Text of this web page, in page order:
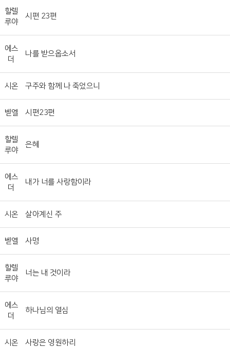
할렐
루야
시편 23편
에스
더
나를 받으옵소서
시온 구주와 함께 나 죽었으니
벧엘 시편23편
할렐
루야
은혜
에스
더
내가 너를 사랑함이라
시온 살아계신 주
벧엘 사명
할렐
루야
너는 내 것이라
에스
더
하나님의 열심
시온 사랑은 영원하리